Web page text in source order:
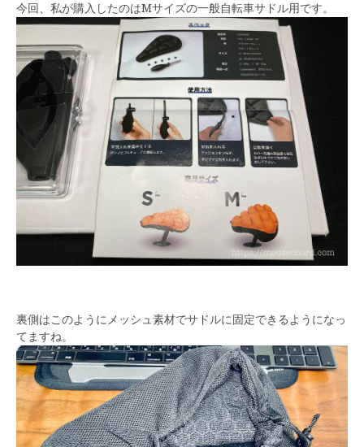
今回、私が購入したのはMサイズの一般自転車サドル用です。
裏側はこのようにメッシュ素材でサドルに固定できるようになっ
てますね。